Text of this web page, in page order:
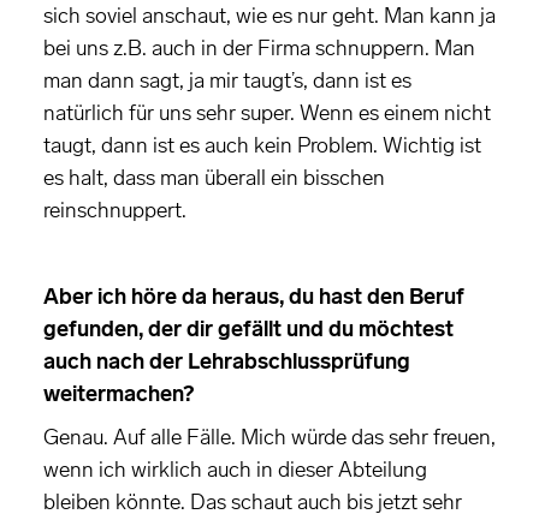
sich soviel anschaut, wie es nur geht. Man kann ja
bei uns z.B. auch in der Firma schnuppern. Man
man dann sagt, ja mir taugt’s, dann ist es
natürlich für uns sehr super. Wenn es einem nicht
taugt, dann ist es auch kein Problem. Wichtig ist
es halt, dass man überall ein bisschen
reinschnuppert.
Aber ich höre da heraus, du hast den Beruf
gefunden, der dir gefällt und du möchtest
auch nach der Lehrabschlussprüfung
weitermachen?
Genau. Auf alle Fälle. Mich würde das sehr freuen,
wenn ich wirklich auch in dieser Abteilung
bleiben könnte. Das schaut auch bis jetzt sehr